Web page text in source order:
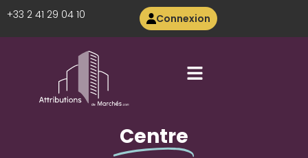
+33 2 41 29 04 10 Connexion
Centre